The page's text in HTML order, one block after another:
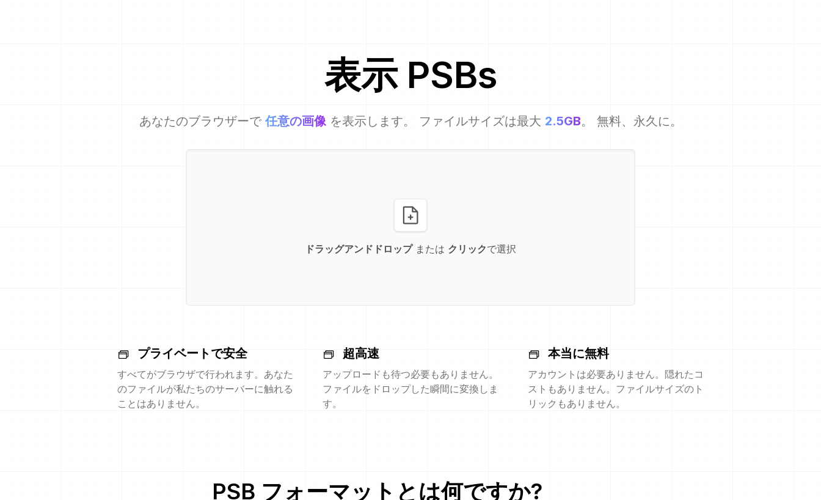
表示 PSBs
あなたのブラウザーで 任意の画像 を表示します。 ファイルサイズは最大 2.5GB。 無料、永久に。
ドラッグアンドドロップ または クリックで選択
プライベートで安全
すべてがブラウザで行われます。あなた
のファイルが私たちのサーバーに触れる
ことはありません。
超高速
アップロードも待つ必要もありません。
ファイルをドロップした瞬間に変換しま
す。
本当に無料
アカウントは必要ありません。隠れたコ
ストもありません。ファイルサイズのト
リックもありません。
PSB フォーマットとは何ですか?